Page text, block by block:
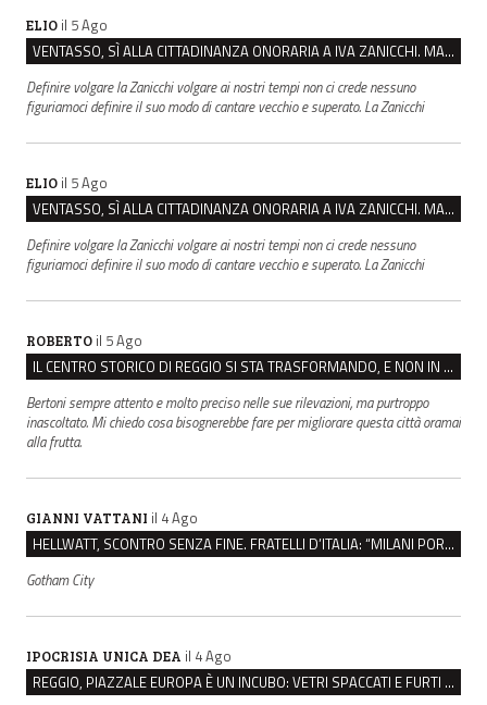
ELIO il 5 Ago
VENTASSO, SÌ ALLA CITTADINANZA ONORARIA A IVA ZANICCHI. MA BARGIACCHI: “È DI PESSIMO GUSTO”
Definire volgare la Zanicchi volgare ai nostri tempi non ci crede nessuno
figuriamoci definire il suo modo di cantare vecchio e superato. La Zanicchi
ELIO il 5 Ago
VENTASSO, SÌ ALLA CITTADINANZA ONORARIA A IVA ZANICCHI. MA BARGIACCHI: “È DI PESSIMO GUSTO”
Definire volgare la Zanicchi volgare ai nostri tempi non ci crede nessuno
figuriamoci definire il suo modo di cantare vecchio e superato. La Zanicchi
ROBERTO il 5 Ago
IL CENTRO STORICO DI REGGIO SI STA TRASFORMANDO, E NON IN MEGLIO
Bertoni sempre attento e molto preciso nelle sue rilevazioni, ma purtroppo
inascoltato. Mi chiedo cosa bisognerebbe fare per migliorare questa città oramai
alla frutta.
GIANNI VATTANI il 4 Ago
HELLWATT, SCONTRO SENZA FINE. FRATELLI D’ITALIA: “MILANI PORTA DOCUMENTI, DE FRANCO INSULTI”
Gotham City
IPOCRISIA UNICA DEA il 4 Ago
REGGIO, PIAZZALE EUROPA È UN INCUBO: VETRI SPACCATI E FURTI SULLE AUTO IN SOSTA